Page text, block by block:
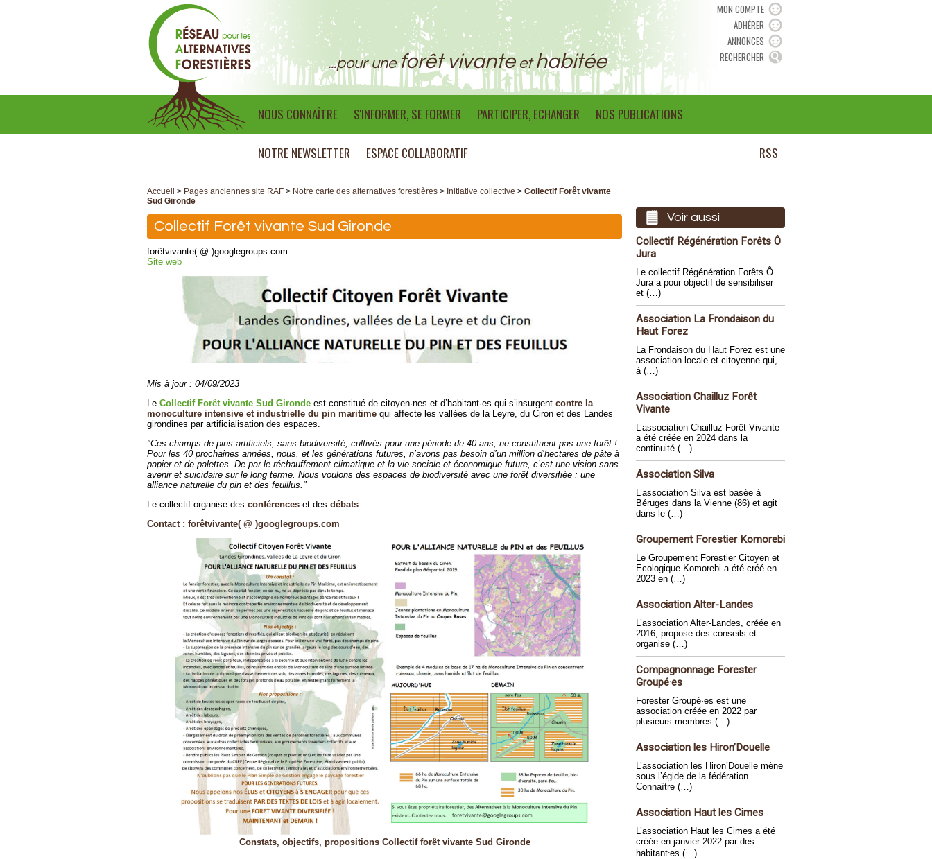
...pour uneforêt vivanteethabitée
MON COMPTE
ADHÉRER
ANNONCES
RECHERCHER
NOUS CONNAÎTRE S'INFORMER, SE FORMER PARTICIPER, ECHANGER NOS PUBLICATIONS
NOTRE NEWSLETTER ESPACE COLLABORATIF RSS
Accueil > Pages anciennes site RAF > Notre carte des alternatives forestières > Initiative collective > Collectif Forêt vivante
Sud Gironde
Collectif Forêt vivante Sud Gironde
forêtvivante( @ )googlegroups.com
Site web
Mis à jour : 04/09/2023
Le Collectif Forêt vivante Sud Gironde est constitué de citoyen·nes et d’habitant·es qui s’insurgent contre la
monoculture intensive et industrielle du pin maritime qui affecte les vallées de la Leyre, du Ciron et des Landes
girondines par artificialisation des espaces.
"Ces champs de pins artificiels, sans biodiversité, cultivés pour une période de 40 ans, ne constituent pas une forêt !
Pour les 40 prochaines années, nous, et les générations futures, n’avons pas besoin d’un million d’hectares de pâte à
papier et de palettes. De par le réchauffement climatique et la vie sociale et économique future, c’est une vision sans
avenir et suicidaire sur le long terme. Nous voulons des espaces de biodiversité avec une forêt diversifiée : une
alliance naturelle du pin et des feuillus."
Le collectif organise des conférences et des débats
Contact : forêtvivante( @ )googlegroups.com
Constats, objectifs, propositions Collectif forêt vivante Sud Gironde
Voir aussi
Collectif Régénération Forêts Ô
Jura
Le collectif Régénération Forêts Ô
Jura a pour objectif de sensibiliser
et (…)
Association La Frondaison du
Haut Forez
La Frondaison du Haut Forez est une
association locale et citoyenne qui,
à (…)
Association Chailluz Forêt
Vivante
L’association Chailluz Forêt Vivante
a été créée en 2024 dans la
continuité (…)
Association Silva
L’association Silva est basée à
Béruges dans la Vienne (86) et agit
dans le (…)
Groupement Forestier Komorebi
Le Groupement Forestier Citoyen et
Ecologique Komorebi a été créé en
2023 en (…)
Association Alter-Landes
L’association Alter-Landes, créée en
2016, propose des conseils et
organise (…)
Compagnonnage Forester
Groupé·es
Forester Groupé·es est une
association créée en 2022 par
plusieurs membres (…)
Association les Hiron’Douelle
L’association les Hiron’Douelle mène
sous l’égide de la fédération
Connaître (…)
Association Haut les Cimes
L’association Haut les Cimes a été
créée en janvier 2022 par des
habitant⸱es (…)